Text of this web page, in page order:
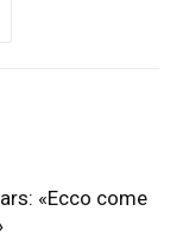
«Ecco come